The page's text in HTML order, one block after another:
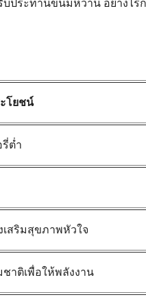
ประทานขนมหวาน อย่างไ
โยชน์
ต่ำ
สริมสุขภาพหัวใจ
าติเพื่อให้พลังงาน